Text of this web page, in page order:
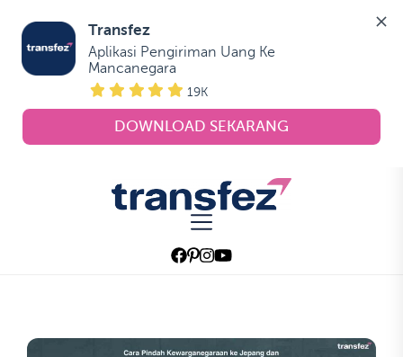
Transfez
Aplikasi Pengiriman Uang Ke
Mancanegara
19K
DOWNLOAD SEKARANG
Transfez